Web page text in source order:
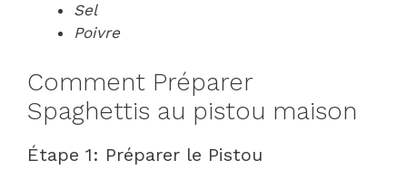
Sel
Poivre
Comment Préparer
Spaghettis au pistou maison
Étape 1: Préparer le Pistou